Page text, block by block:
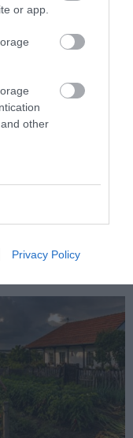
or app.
other
Privacy Policy